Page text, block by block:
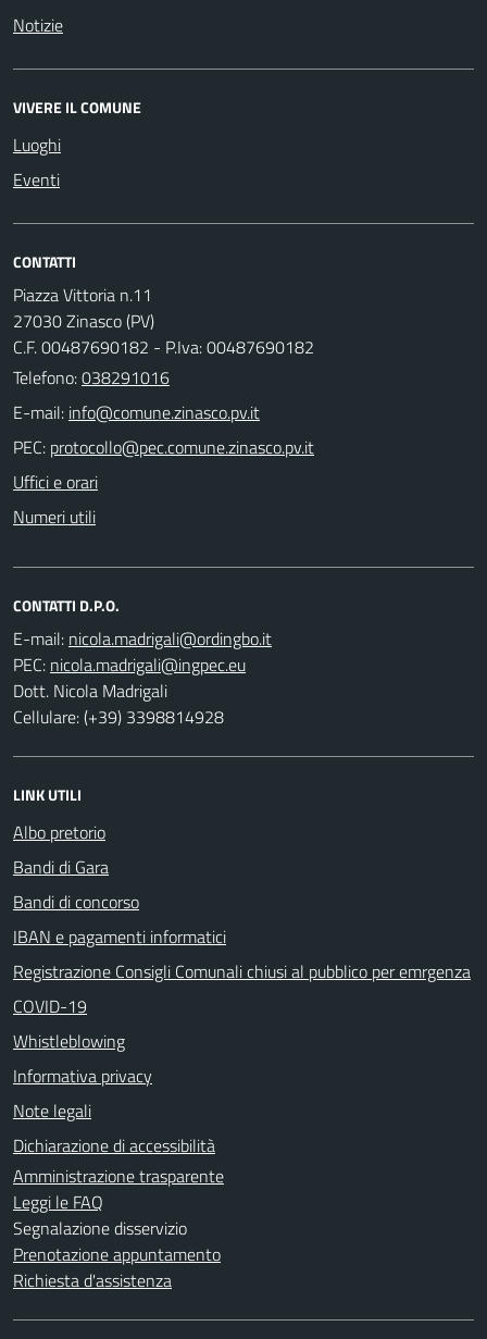
Notizie
VIVERE IL COMUNE
Luoghi
Eventi
CONTATTI
Piazza Vittoria n.11
27030 Zinasco (PV)
C.F. 00487690182 - P.Iva: 00487690182
Telefono:038291016
E-mail:
PEC:
Uffici e orari
Numeri utili
CONTATTI D.P.O.
E-mail:
PEC:
Dott. Nicola Madrigali
Cellulare: (+39) 3398814928
LINK UTILI
Albo pretorio
Bandi di Gara
Bandi di concorso
IBAN e pagamenti informatici
Registrazione Consigli Comunali chiusi al pubblico per emrgenza
COVID-19
Whistleblowing
Informativa privacy
Note legali
Dichiarazione di accessibilità
Amministrazione trasparente
Leggi le FAQ
Segnalazione disservizio
Prenotazione appuntamento
Richiesta d'assistenza